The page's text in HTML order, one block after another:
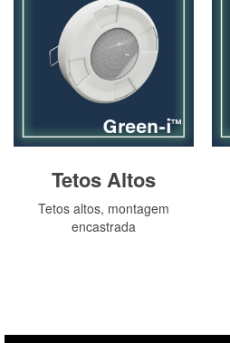
Tetos Altos
Tetos altos, montagem
encastrada